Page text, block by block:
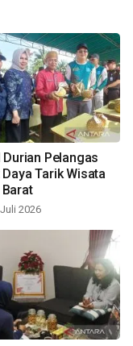
Durian Pelangas
Daya Tarik Wisata
2026